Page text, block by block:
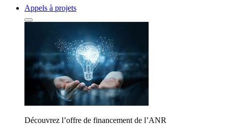
Appels à projets
Découvrez l’offre de financement de l’ANR